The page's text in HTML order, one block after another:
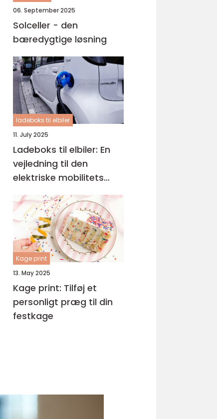
06. September 2025
Solceller - den
bæredygtige løsning
ladeboks til elbiler
11. July 2025
Ladeboks til elbiler: En
vejledning til den
elektriske mobilitets
fremtid
Kage print
13. May 2025
Kage print: Tilføj et
personligt præg til din
festkage